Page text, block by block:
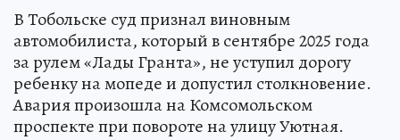
В Тобольске суд признал виновным
автомобилиста, который в сентябре 2025 года
за рулем «Лады Гранта», не уступил дорогу
ребенку на мопеде и допустил столкновение.
Авария произошла на Комсомольском
проспекте при повороте на улицу Уютная.